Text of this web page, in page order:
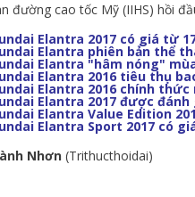
đường cao tốc Mỹ (IIHS) hồi
Elantra 2017 có giá từ
Elantra phiên bản thể
Elantra "hâm nóng"
Elantra 2016 tiêu thụ
Elantra 2016 chính
Elantra 2017 được
Elantra Value Edition
Elantra Sport 2017 có
Nhơn (Trithucthoidai)